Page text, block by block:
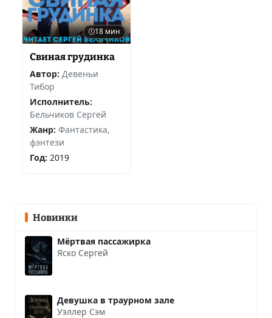
18 мин
Свиная грудинка
Автор: Девеньи
Тибор
Исполнитель:
Бельчиков Сергей
Жанр: Фантастика,
фэнтези
Год: 2019
Новинки
Мёртвая пассажирка
Яско Сергей
Девушка в траурном зале
Уэллер Сэм